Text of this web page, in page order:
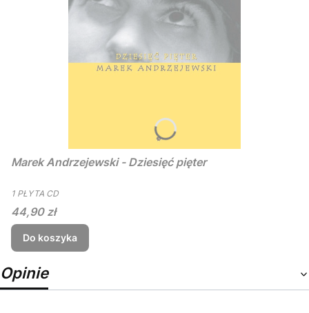
Marek Andrzejewski - Dziesięć pięter
PRODUCENT
1 PŁYTA CD
Cena
44,90 zł
Do koszyka
Opinie